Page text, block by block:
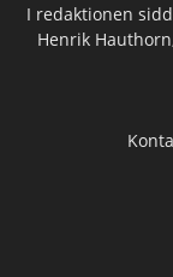
I redaktionen
Henrik